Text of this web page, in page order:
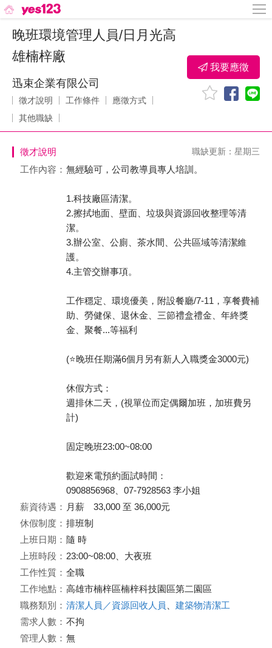
晚班環境管理人員/日月光高
雄楠梓廠
迅束企業有限公司
徵才說明 工作條件
應徵方式
其他職缺
我要應徵
徵才說明 職缺更新：星期三
工作內容： 無經驗可，公司教導員專人培訓。
1.科技廠區清潔。
2.擦拭地面、壁面、垃圾與資源回收整理等清
潔。
3.辦公室、公廁、茶水間、公共區域等清潔維
護。
4.主管交辦事項。
工作穩定、環境優美，附設餐廳/7-11，享餐費補
助、勞健保、退休金、三節禮盒禮金、年終獎
金、聚餐...等福利
(⭐晚班任期滿6個月另有新人入職獎金3000元)
休假方式：
週排休二天，(視單位而定偶爾加班，加班費另
計)
固定晚班23:00~08:00
歡迎來電預約面試時間：
0908856968、07-7928563 李小姐
薪資待遇： 月薪 33,000 至 36,000元
休假制度： 排班制
上班日期： 隨 時
上班時段： 23:00~08:00、大夜班
工作性質： 全職
工作地點： 高雄市楠梓區楠梓科技園區第二園區
職務類別： 清潔人員／資源回收人員
建築物清潔工
需求人數： 不拘
管理人數： 無